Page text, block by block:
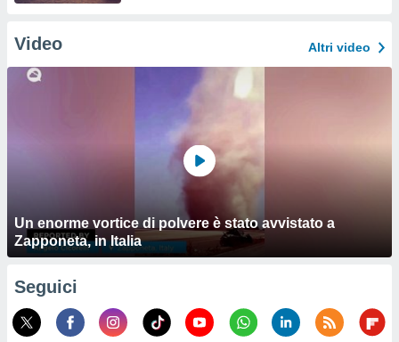
Video Altri video
Un enorme vortice di polvere è stato avvistato a
Zapponeta, in Italia
Seguici